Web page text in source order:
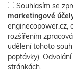
Souhlasím se
marketingové
enginecopower.cz,
rozšířením
udělení tohoto
poptávky).
stránkách.